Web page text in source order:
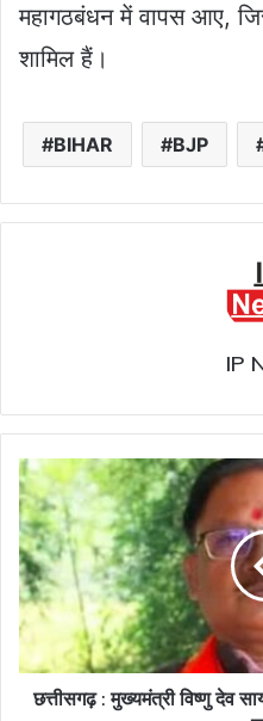
महागठबंधन में वापस आए,
शामिल हैं।
BIHAR BJP
IP
छत्तीसगढ़
:
मुख्यमंत्री
विष्णु
देव
साय
से
मुलाकात
करने
इसछत्तीसगढ़ : मुख्यमंत्री विष्णु देव